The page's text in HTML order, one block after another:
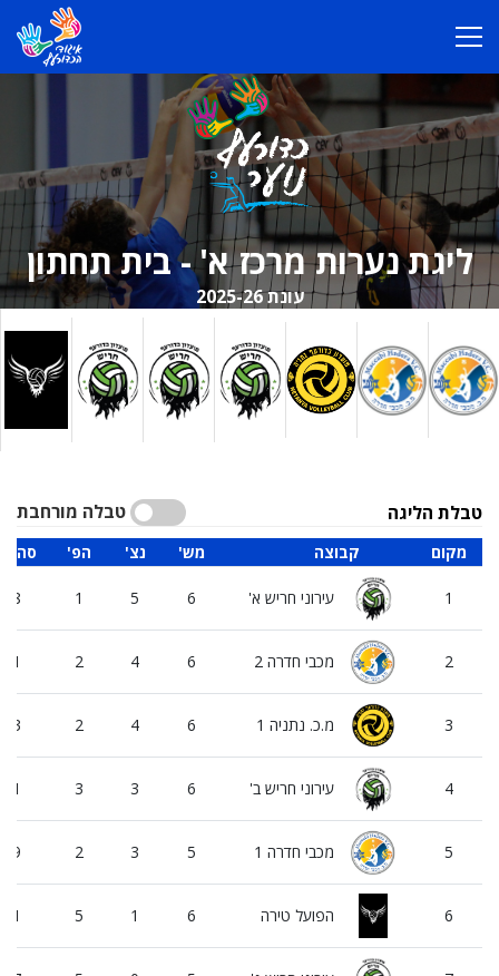
ליגת נערות מרכז א' - בית תחתון
עונת 2025-26
טבלה מורחבת טבלת הליגה
'הפ 'נצ 'מש קבוצה מקום
1 5 6 עירוני חריש א' 1
2 4 6 מכבי חדרה 2 2
2 4 6 מ.כ. נתניה 1 3
3 3 6 עירוני חריש ב' 4
2 3 5 מכבי חדרה 1 5
5 1 6 הפועל טירה 6